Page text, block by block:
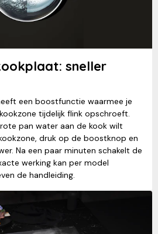
sneller
een boostfunctie waarmee je
tijdelijk flink opschroeft.
pan water aan de kook wilt
druk op de boostknop en
Na een paar minuten schakelt de
werking kan per model
de handleiding.